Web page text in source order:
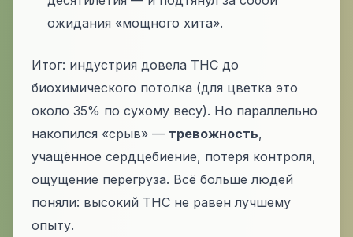
ожидания «мощного хита».
Итог: индустрия довела THC до
биохимического потолка (для цветка это
около 35% по сухому весу). Но параллельно
накопился «срыв» — тревожность,
учащённое сердцебиение, потеря контроля,
ощущение перегруза. Всё больше людей
поняли: высокий THC не равен лучшему
опыту.